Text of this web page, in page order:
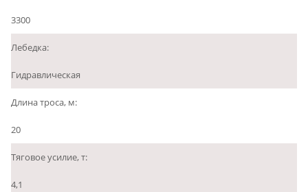
3300
Лебедка:
Гидравлическая
Длина троса, м:
20
Тяговое усилие, т:
4,1